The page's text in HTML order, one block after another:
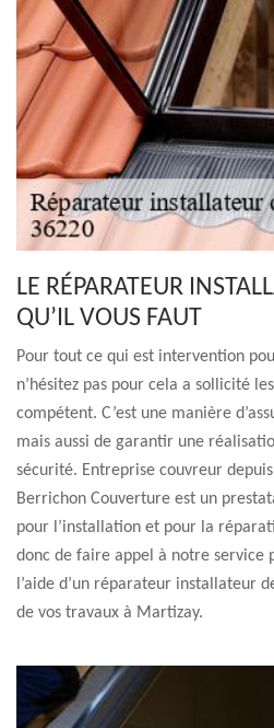
LE RÉPARATEUR
QU’IL VOUS FAUT
Pour tout ce qui est intervention
n’hésitez pas pour cela a sollicité
compétent. C’est une manière
mais aussi de garantir une
sécurité. Entreprise couvreur
Berrichon Couverture est un
pour l’installation et pour la
donc de faire appel à notre service
l’aide d’un réparateur installateur
de vos travaux à Martizay.